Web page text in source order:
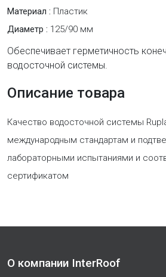
Материал : Пластик
Диаметр : 125/90 мм
Обеспечивает герметичность
водосточной системы.
Описание товара
Качество водосточной системы
международным стандартам и
лабораторными испытаниями и
сертификатом
О компании InterRoof